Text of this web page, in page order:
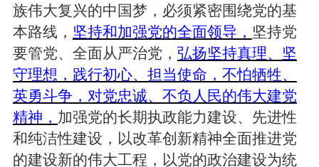
族伟大复兴的中国梦，必须紧密围绕党的基
本路线， 坚持和加强党的全面领导， 坚持党
要管党、全面从严治党， 弘扬坚持真理、坚
守理想，践行初心、担当使命，不怕牺牲、
英勇斗争，对党忠诚、不负人民的伟大建党
精神， 加强党的长期执政能力建设、先进性
和纯洁性建设，以改革创新精神全面推进党
的建设新的伟大工程，以党的政治建设为统